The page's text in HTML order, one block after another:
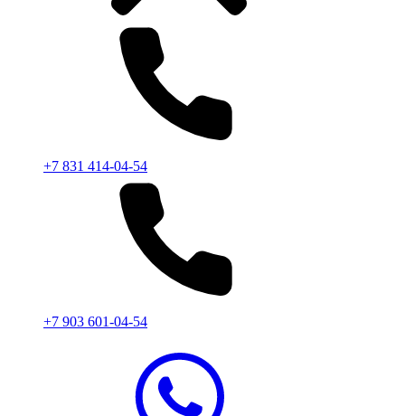
+7 831 414-04-54
+7 903 601-04-54